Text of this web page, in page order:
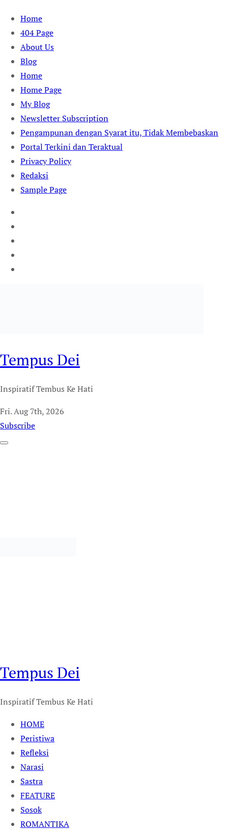
Skip
content
Home
404 Page
About Us
Blog
Home
Home Page
My Blog
Newsletter Subscription
Pengampunan dengan Syarat itu, Tidak Membebaskan
Portal Terkini dan Teraktual
Privacy Policy
Redaksi
Sample Page
Tempus Dei
Inspiratif Tembus Ke Hati
Fri. Aug 7th, 2026
Subscribe
Tempus Dei
Inspiratif Tembus Ke Hati
HOME
Peristiwa
Refleksi
Narasi
Sastra
FEATURE
Sosok
ROMANTIKA